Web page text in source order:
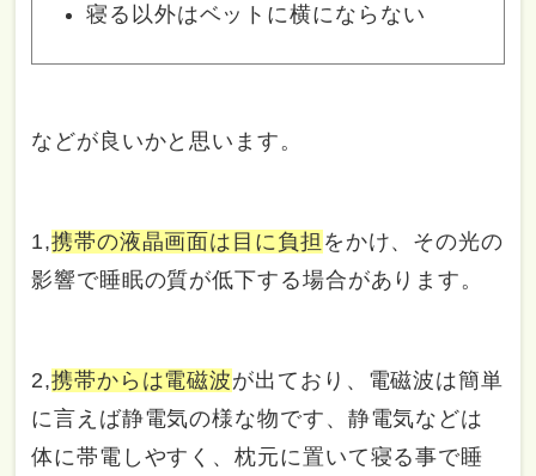
寝る以外はベットに横にならない
などが良いかと思います。
1,携帯の液晶画面は目に負担 をかけ、その光の
影響で睡眠の質が低下する場合があります。
2,携帯からは電磁波が出ており、電磁波は簡単
に言えば静電気の様な物です、静電気などは
体に帯電しやすく、枕元に置いて寝る事で睡